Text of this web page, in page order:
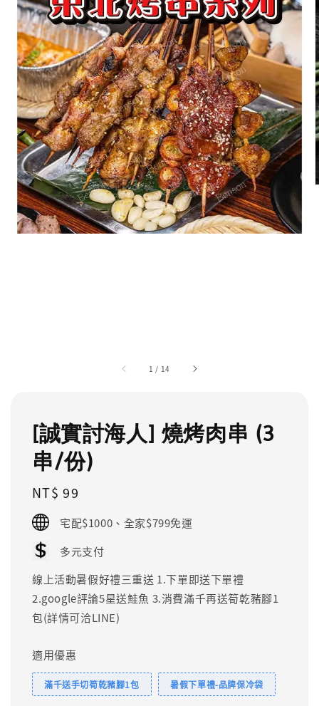
1 / 14
[誠實討海人] 燒烤肉串 (3
串/份)
Regular
price
NT$ 99
宅配$1000、全家$799免運
多元支付
線上活動暑假好禮三重送 1.下單即送下單禮
2.google評論5星送鮭魚 3.消費滿千再送筍乾豬腳1
包(詳情可洽LINE)
適用優惠
滿千送手切筍乾豬腳1包 暑假下單禮-品牌保冷袋